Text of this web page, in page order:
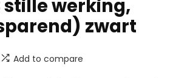
stille werking,
zwart
Add to compare